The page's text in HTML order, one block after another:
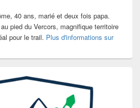
40 ans, marié et deux fois papa.
pied du Vercors, magnifique territoire
pour le trail. Plus d'informations sur